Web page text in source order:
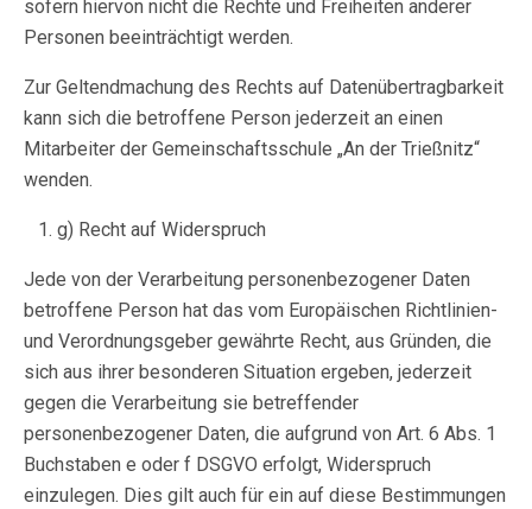
sofern hiervon nicht die Rechte und Freiheiten anderer
Personen beeinträchtigt werden.
Zur Geltendmachung des Rechts auf Datenübertragbarkeit
kann sich die betroffene Person jederzeit an einen
Mitarbeiter der Gemeinschaftsschule „An der Trießnitz“
wenden.
g) Recht auf Widerspruch
Jede von der Verarbeitung personenbezogener Daten
betroffene Person hat das vom Europäischen Richtlinien-
und Verordnungsgeber gewährte Recht, aus Gründen, die
sich aus ihrer besonderen Situation ergeben, jederzeit
gegen die Verarbeitung sie betreffender
personenbezogener Daten, die aufgrund von Art. 6 Abs. 1
Buchstaben e oder f DSGVO erfolgt, Widerspruch
einzulegen. Dies gilt auch für ein auf diese Bestimmungen